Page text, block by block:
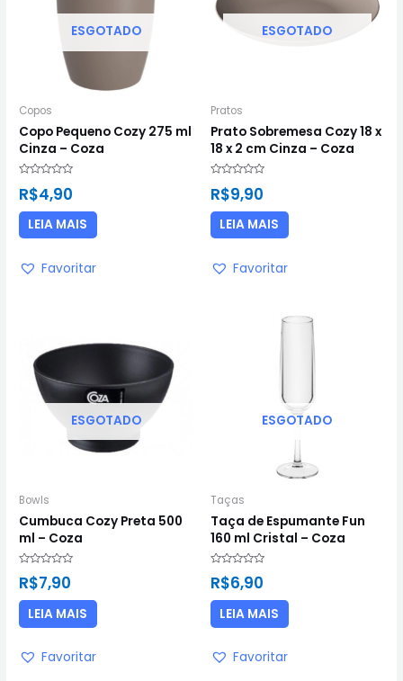
ESGOTADO
Copos
Copo Pequeno Cozy 275 ml
Cinza – Coza
0
5
R$4,90
LEIA MAIS
Favoritar
ESGOTADO
Pratos
Prato Sobremesa Cozy 18 x
18 x 2 cm Cinza – Coza
0
5
R$9,90
LEIA MAIS
Favoritar
ESGOTADO
Bowls
Cumbuca Cozy Preta 500
ml – Coza
0
5
R$7,90
LEIA MAIS
Favoritar
ESGOTADO
Taças
Taça de Espumante Fun
160 ml Cristal – Coza
0
5
R$6,90
LEIA MAIS
Favoritar